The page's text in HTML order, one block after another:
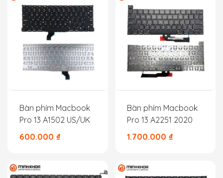
Bàn phím Macbook
Pro 13 A1502 US/UK
600.000 ₫
Bàn phím Macbook
Pro 13 A2251 2020
1.700.000 ₫